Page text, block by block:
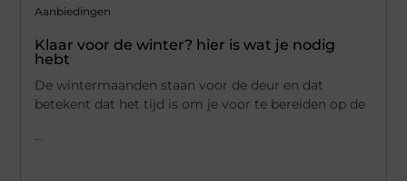
Aanbiedingen
Klaar voor de winter? hier is wat je nodig
hebt
De wintermaanden staan voor de deur en dat
betekent dat het tijd is om je voor te bereiden op de
...